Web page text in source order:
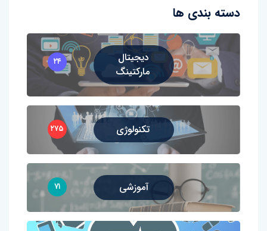
دسته بندی ها
دیجیتال
مارکتینگ
۲۴
تکنولوژی ۲۷۵
آموزشی ۷۱